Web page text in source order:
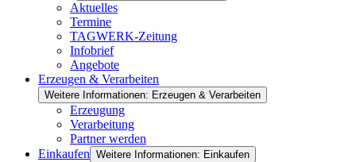
Aktuelles
Termine
TAGWERK-Zeitung
Infobrief
Angebote
Erzeugen & Verarbeiten
Weitere Informationen: Erzeugen & Verarbeiten
Erzeugung
Verarbeitung
Partner werden
Einkaufen Weitere Informationen: Einkaufen